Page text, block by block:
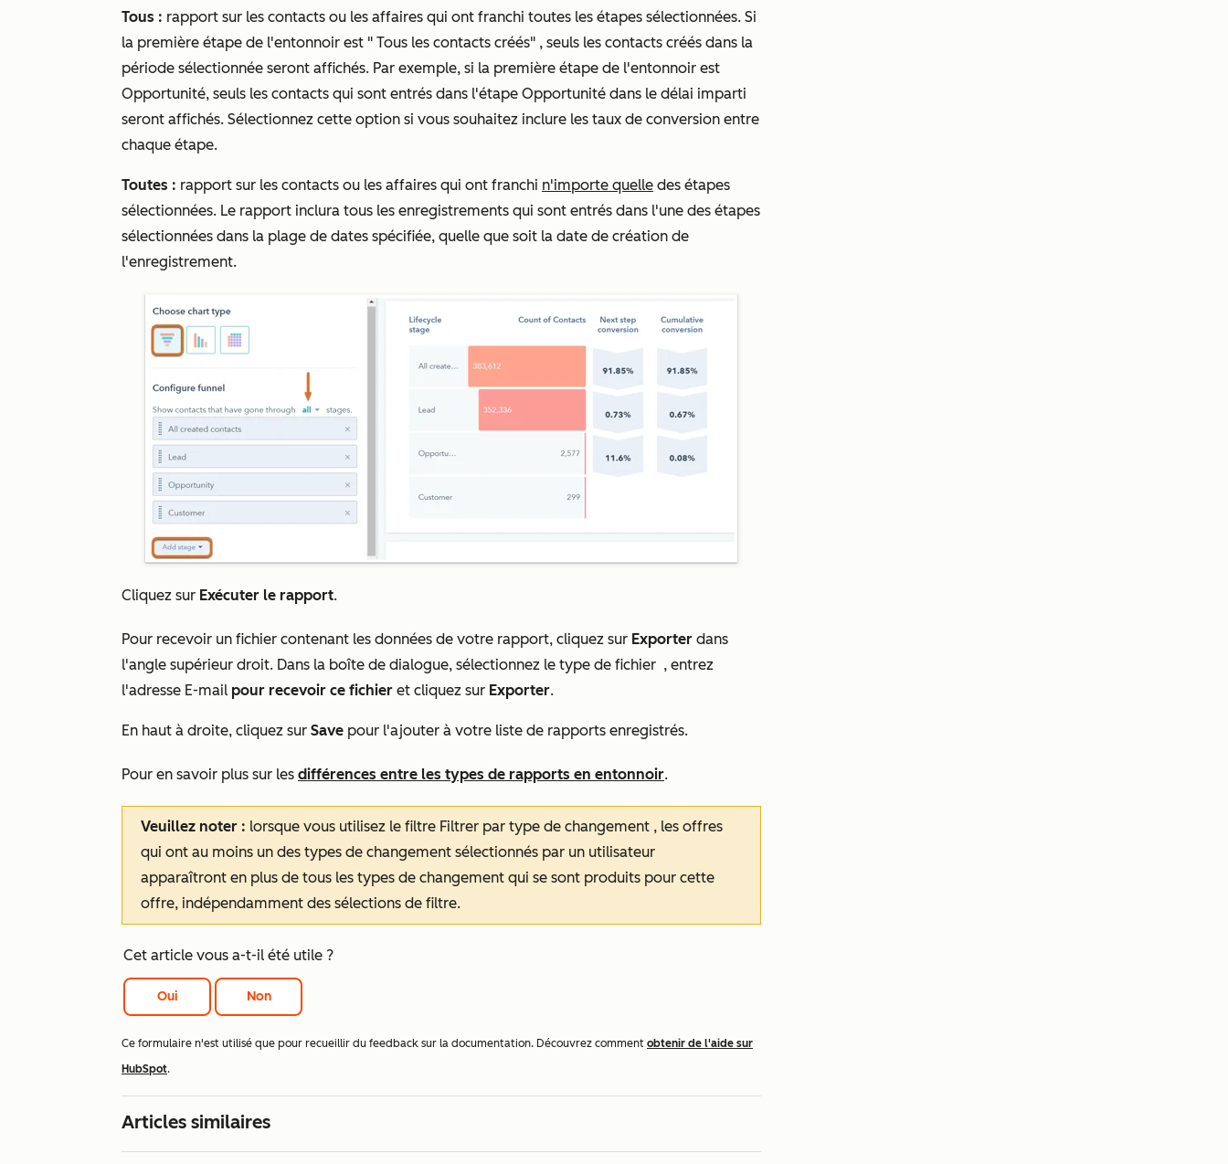
Tous : rapport sur les contacts ou les affaires qui ont franchi toutes les étapes sélectionnées. Si
la première étape de l'entonnoir est " Tous les contacts créés" , seuls les contacts créés dans la
période sélectionnée seront affichés. Par exemple, si la première étape de l'entonnoir est
Opportunité, seuls les contacts qui sont entrés dans l'étape Opportunité dans le délai imparti
seront affichés. Sélectionnez cette option si vous souhaitez inclure les taux de conversion entre
chaque étape.
Toutes : rapport sur les contacts ou les affaires qui ont franchi n'importe quelle des étapes
sélectionnées. Le rapport inclura tous les enregistrements qui sont entrés dans l'une des étapes
sélectionnées dans la plage de dates spécifiée, quelle que soit la date de création de
l'enregistrement.
Cliquez sur Exécuter le rapport.
Pour recevoir un fichier contenant les données de votre rapport, cliquez sur Exporter dans
l'angle supérieur droit. Dans la boîte de dialogue, sélectionnez le type de fichier , entrez
l'adresse E-mail pour recevoir ce fichier et cliquez sur Exporter.
En haut à droite, cliquez sur Save pour l'ajouter à votre liste de rapports enregistrés.
Pour en savoir plus sur les différences entre les types de rapports en entonnoir.
Veuillez noter : lorsque vous utilisez le filtre Filtrer par type de changement , les offres
qui ont au moins un des types de changement sélectionnés par un utilisateur
apparaîtront en plus de tous les types de changement qui se sont produits pour cette
offre, indépendamment des sélections de filtre.
Cet article vous a-t-il été utile ?
Oui Non
Ce formulaire n'est utilisé que pour recueillir du feedback sur la documentation. Découvrez comment obtenir de l'aide sur
HubSpot.
Articles similaires